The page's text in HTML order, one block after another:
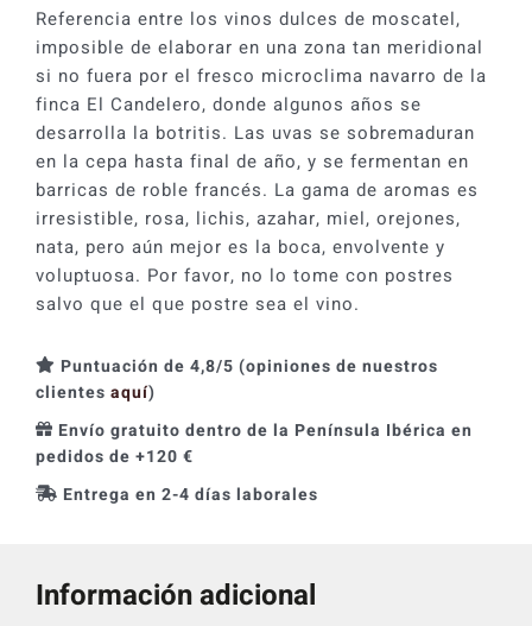
Vendimia
Tardía
2022
cantidad
Referencia entre los vinos dulces de moscatel,
imposible de elaborar en una zona tan meridional
si no fuera por el fresco microclima navarro de la
finca El Candelero, donde algunos años se
desarrolla la botritis. Las uvas se sobremaduran
en la cepa hasta final de año, y se fermentan en
barricas de roble francés. La gama de aromas es
irresistible, rosa, lichis, azahar, miel, orejones,
nata, pero aún mejor es la boca, envolvente y
voluptuosa. Por favor, no lo tome con postres
salvo que el que postre sea el vino.
Puntuación de 4,8/5 (opiniones de nuestros
clientes aquí)
Envío gratuito dentro de la Península Ibérica en
pedidos de +120 €
Entrega en 2-4 días laborales
Información adicional